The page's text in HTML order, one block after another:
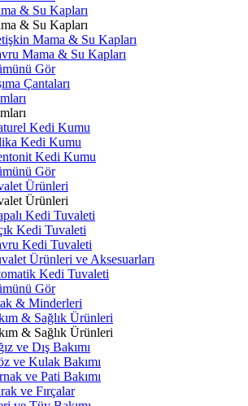
& Su Kapları
& Su Kapları
Mama & Su Kapları
Mama & Su Kapları
Gör
Çantaları
Kedi Kumu
Kedi Kumu
Kedi Kumu
Gör
Ürünleri
Ürünleri
Kedi Tuvaleti
Kedi Tuvaleti
Kedi Tuvaleti
Ürünleri ve Aksesuarları
Kedi Tuvaleti
Gör
& Minderleri
& Sağlık Ürünleri
& Sağlık Ürünleri
ve Dış Bakımı
ve Kulak Bakımı
ve Pati Bakımı
ve Fırçalar